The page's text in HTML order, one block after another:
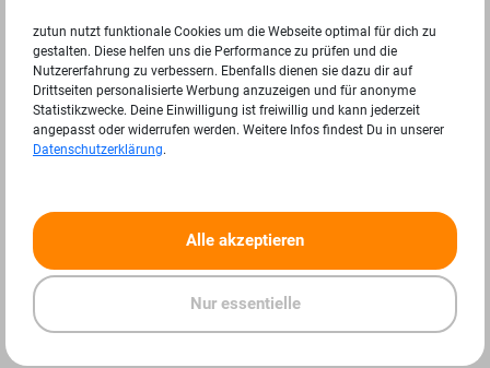
« »
zutun nutzt funktionale Cookies um die Webseite optimal für dich zu
gestalten. Diese helfen uns die Performance zu prüfen und die
Nutzererfahrung zu verbessern. Ebenfalls dienen sie dazu dir auf
Drittseiten personalisierte Werbung anzuzeigen und für anonyme
Statistikzwecke. Deine Einwilligung ist freiwillig und kann jederzeit
angepasst oder widerrufen werden. Weitere Infos findest Du in unserer
Datenschutzerklärung.
Alle akzeptieren
Nur essentielle